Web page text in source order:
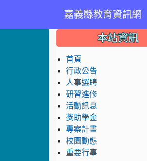
嘉義縣教育資訊網
::: 本站資訊
首頁
行政公告
人事選聘
研習進修
活動訊息
獎助學金
專案計畫
校園動態
重要行事